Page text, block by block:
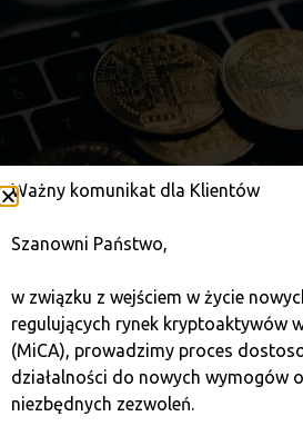
Kantory kryptowalut
to miejsce, w którym
Ważny komunikat dla Klientów
Szanowni Państwo,
w związku z wejściem w życie
regulujących rynek kryptoaktywów
(MiCA), prowadzimy proces
działalności do nowych wymogów
niezbędnych zezwoleń.